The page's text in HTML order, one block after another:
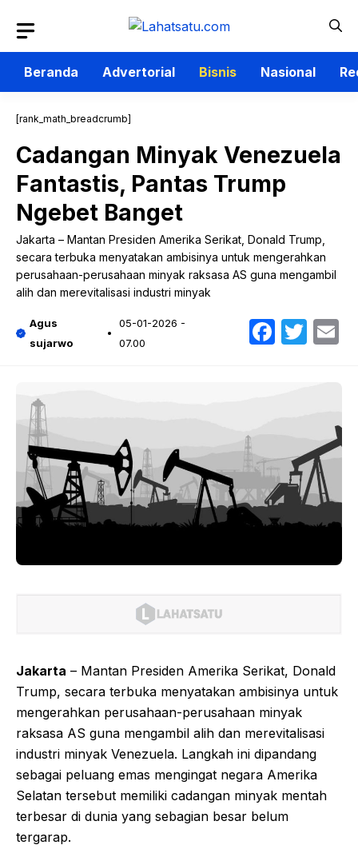
isi
Beranda
Advertorial Bisnis Nasional
[rank_math_breadcrumb]
Cadangan Minyak Venezuela
Fantastis, Pantas Trump
Ngebet Banget
Jakarta – Mantan Presiden Amerika Serikat, Donald Trump,
secara terbuka menyatakan ambisinya untuk mengerahkan
perusahaan-perusahaan minyak raksasa AS guna mengambil
alih dan merevitalisasi industri minyak
Agus
sujarwo
05-01-2026 -
07.00
Jakarta – Mantan Presiden Amerika Serikat, Donald
Trump, secara terbuka menyatakan ambisinya untuk
mengerahkan perusahaan-perusahaan minyak
raksasa AS guna mengambil alih dan merevitalisasi
industri minyak Venezuela. Langkah ini dipandang
sebagai peluang emas mengingat negara Amerika
Selatan tersebut memiliki cadangan minyak mentah
terbesar di dunia yang sebagian besar belum
tergarap.